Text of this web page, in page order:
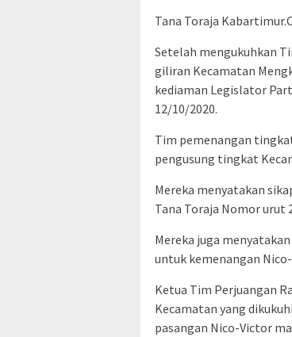
Tana Toraja
Setelah mengukuhkan
giliran Kecamatan
kediaman Legislator
12/10/2020.
Tim pemenangan
pengusung tingkat
Mereka menyatakan
Tana Toraja Nomor urut
Mereka juga
untuk kemenangan
Ketua Tim Perjuangan
Kecamatan yang
pasangan Nico-Victor